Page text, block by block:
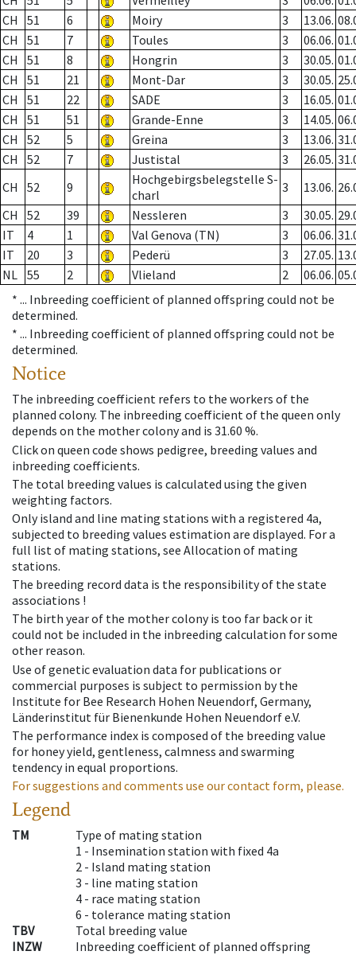
CH
51 6 Moiry 3 13.06.
CH
51 7 Toules 3 06.06.
CH
51 8 Hongrin 3 30.05.
CH
51 21 Mont-Dar 3 30.05.
CH
51 22 SADE 3 16.05.
CH
51 51 Grande-Enne 3 14.05.
CH
52 5 Greina 3 13.06.
CH
52 7 Justistal 3 26.05.
CH
52 9
Hochgebirgsbelegstelle S-
charl
3 13.06.
CH
52 39 Nessleren 3 30.05.
IT
4 1 Val Genova (TN) 3 06.06.
IT
20 3 Pederü 3 27.05.
NL 55 2 Vlieland 2 06.06.
* ... Inbreeding coefficient of planned offspring could not be
determined.
* ... Inbreeding coefficient of planned offspring could not be
determined.
Notice
The inbreeding coefficient refers to the workers of the
planned colony. The inbreeding coefficient of the queen only
depends on the mother colony and is 31.60 %.
Click on queen code shows pedigree, breeding values and
inbreeding coefficients.
The total breeding values is calculated using the given
weighting factors.
Only island and line mating stations with a registered 4a,
subjected to breeding values estimation are displayed. For a
full list of mating stations, see Allocation of mating
stations.
The breeding record data is the responsibility of the state
associations !
The birth year of the mother colony is too far back or it
could not be included in the inbreeding calculation for some
other reason.
Use of genetic evaluation data for publications or
commercial purposes is subject to permission by the
Institute for Bee Research Hohen Neuendorf, Germany,
Länderinstitut für Bienenkunde Hohen Neuendorf e.V.
The performance index is composed of the breeding value
for honey yield, gentleness, calmness and swarming
tendency in equal proportions.
For suggestions and comments use our contact form, please.
Legend
TM
Type of mating station
1 - Insemination station with fixed 4a
2 - Island mating station
3 - line mating station
4 - race mating station
6 - tolerance mating station
TBV
Total breeding value
INZW
Inbreeding coefficient of planned offspring